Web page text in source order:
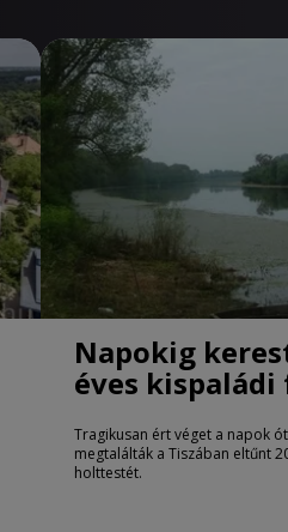
Napokig
éves
Tragikusan ért véget a napok
megtalálták a Tiszában eltűnt
holttestét.